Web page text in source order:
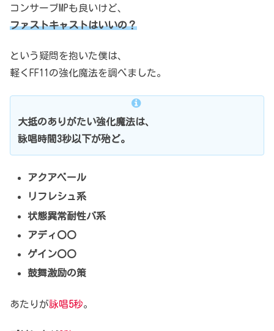
コンサーブMPも良いけど、
ファストキャストはいいの？
という疑問を抱いた僕は、
軽くFF11の強化魔法を調べました。
大抵のありがたい強化魔法は、
詠唱時間3秒以下が殆ど。
アクアベール
リフレシュ系
状態異常耐性バ系
アディ〇〇
ゲイン〇〇
鼓舞激励の策
あたりが詠唱5秒。